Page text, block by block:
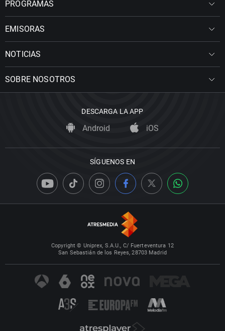
PROGRAMAS
EMISORAS
NOTICIAS
SOBRE NOSOTROS
DESCARGA LA APP
Android iOS
SÍGUENOS EN
Copyright © Uniprex, S.A.U., C/ Fuerteventura 12
San Sebastián de los Reyes, 28703 Madrid